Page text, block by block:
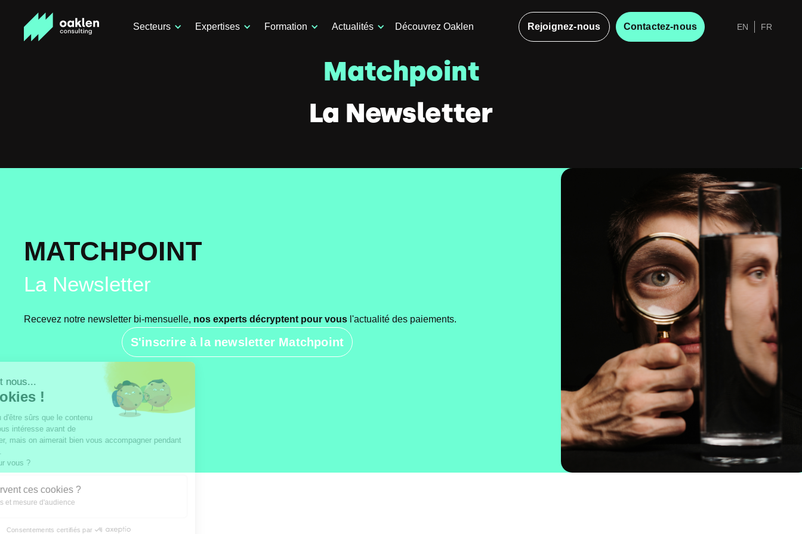
Secteurs Expertises Formation Actualités Découvrez Oaklen Rejoignez-nous Contactez-nous EN FR
Matchpoint
La Newsletter
MATCHPOINT
La Newsletter
Recevez notre newsletter bi-mensuelle, nos experts décryptent pour vous l'actualité des paiements.
S'inscrire à la newsletter Matchpoint
Salut c'est nous...
les Cookies !
On a attendu d'être sûrs que le contenu
de ce site vous intéresse avant de
vous déranger, mais on aimerait bien vous accompagner pendant
C'est OK pour vous ?
À quoi servent ces cookies ?
Statistiques et mesure d'audience
Consentements certifiés par